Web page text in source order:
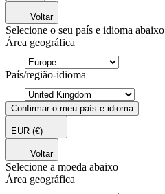
Voltar
Selecione o seu país e idioma abaixo
Área geográfica
País/região-idioma
Confirmar o meu país e idioma
EUR (€)
Voltar
Selecione a moeda abaixo
Área geográfica